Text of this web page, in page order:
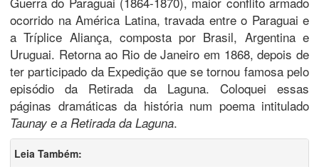
ocorrido na América Latina, travada entre o Paraguai e
a Tríplice Aliança, composta por Brasil, Argentina e
Uruguai. Retorna ao Rio de Janeiro em 1868, depois de
ter participado da Expedição que se tornou famosa pelo
episódio da Retirada da Laguna. Coloquei essas
páginas dramáticas da história num poema intitulado
Taunay e a Retirada da Laguna.
Leia Também: